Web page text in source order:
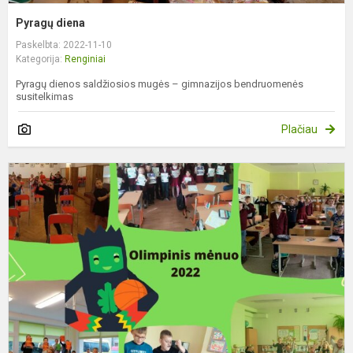
Pyragų diena
Paskelbta: 2022-11-10
Kategorija: Renginiai
Pyragų dienos saldžiosios mugės – gimnazijos bendruomenės
susitelkimas
Plačiau